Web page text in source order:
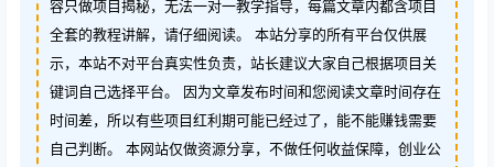
容只做项目揭秘，无法一对一教学指导，每篇文章内都含项目
全套的教程讲解，请仔细阅读。 本站分享的所有平台仅供展
示，本站不对平台真实性负责，站长建议大家自己根据项目关
键词自己选择平台。 因为文章发布时间和您阅读文章时间存在
时间差，所以有些项目红利期可能已经过了，能不能赚钱需要
自己判断。 本网站仅做资源分享，不做任何收益保障，创业公